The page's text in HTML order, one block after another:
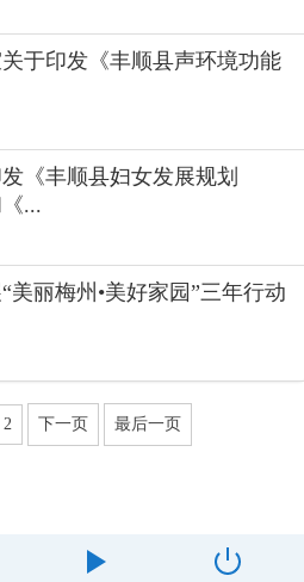
于印发《丰顺县声环境功能
《丰顺县妇女发展规划
...
美丽梅州•美好家园”三年行动
2 下一页 最后一页
丰顺县人民政府办公室